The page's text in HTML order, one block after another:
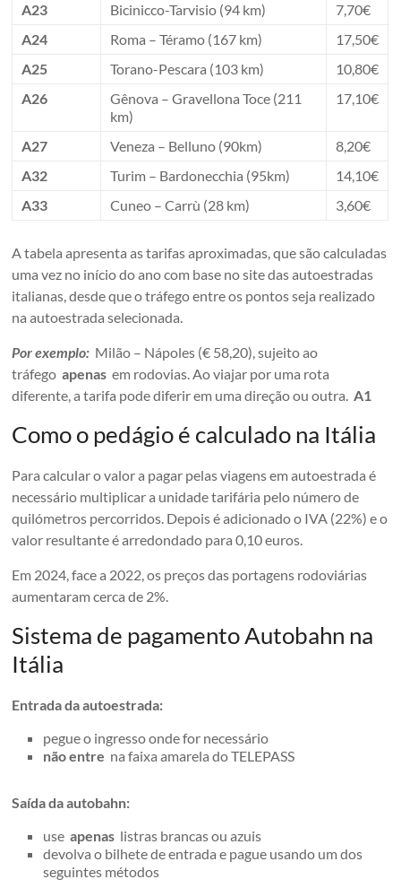
A23
Bicinicco-Tarvisio (94 km)
7,70€
A24
Roma – Téramo (167 km)
17,50€
A25
Torano-Pescara (103 km)
10,80€
A26
Gênova – Gravellona Toce (211
km)
17,10€
A27 Veneza – Belluno (90km)
8,20€
A32
Turim – Bardonecchia (95km)
14,10€
A33
Cuneo – Carrù (28 km) 3,60€
A tabela apresenta as tarifas aproximadas, que são calculadas
uma vez no início do ano com base no site das autoestradas
italianas, desde que o tráfego entre os pontos seja realizado
na autoestrada selecionada.
Por exemplo: Milão – Nápoles (€ 58,20), sujeito ao
tráfego apenas em rodovias. Ao viajar por uma rota
diferente, a tarifa pode diferir em uma direção ou outra. A1
Como o pedágio é calculado na Itália
Para calcular o valor a pagar pelas viagens em autoestrada é
necessário multiplicar a unidade tarifária pelo número de
quilómetros percorridos. Depois é adicionado o IVA (22%) e o
valor resultante é arredondado para 0,10 euros.
Em 2024, face a 2022, os preços das portagens rodoviárias
aumentaram cerca de 2%.
Sistema de pagamento Autobahn na
Itália
Entrada da autoestrada:
pegue o ingresso onde for necessário
não entre na faixa amarela do TELEPASS
Saída da autobahn:
useapenas listras brancas ou azuis
devolva o bilhete de entrada e pague usando um dos
seguintes métodos